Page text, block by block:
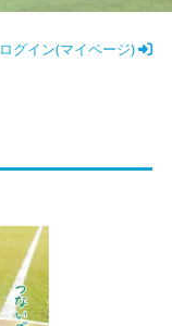
ログイン(マイページ)